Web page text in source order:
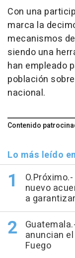
Con una
marca la
mecanismos
siendo una
han empleado
población
nacional.
Contenido
Lo más leído
nuevo
a
anuncian
Fuego